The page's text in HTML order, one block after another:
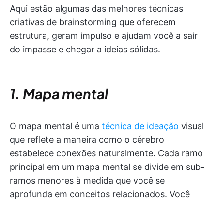
Aqui estão algumas das melhores técnicas
criativas de brainstorming que oferecem
estrutura, geram impulso e ajudam você a sair
do impasse e chegar a ideias sólidas.
1. Mapa mental
O mapa mental é uma técnica de ideação visual
que reflete a maneira como o cérebro
estabelece conexões naturalmente. Cada ramo
principal em um mapa mental se divide em sub-
ramos menores à medida que você se
aprofunda em conceitos relacionados. Você